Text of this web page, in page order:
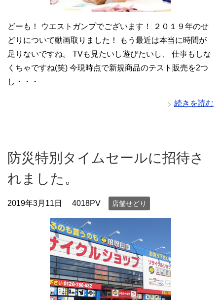
どーも！ ウエストガンプでございます！ ２０１９年のせ
どりについて動画取りました！ もう最近は本当に時間が
足りないですね。 TVも見たいし遊びたいし、 仕事もしな
くちゃですね(笑) 今現時点で新規商品のテスト販売を2つ
し・・・
続きを読む
防災特別タイムセールに招待さ
れました。
2019年3月11日 4018PV 店舗せどり